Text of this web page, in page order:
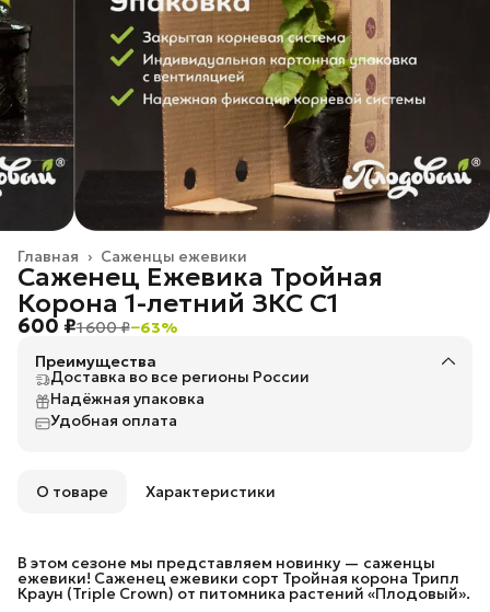
Саженцы ежевики
Главная ›
Саженец Ежевика Тройная
Корона 1-летний ЗКС С1
600 ₽1 600 ₽−63%
Преимущества
Доставка во все регионы России
Надёжная упаковка
Удобная оплата
О товаре Характеристики
В этом сезоне мы представляем новинку — саженцы
ежевики! Саженец ежевики сорт Тройная корона Трипл
Краун (Triple Crown) от питомника растений «Плодовый».